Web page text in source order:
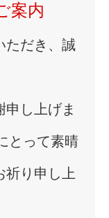
案内
ただき、誠
し上げま
とって素晴
祈り申し上